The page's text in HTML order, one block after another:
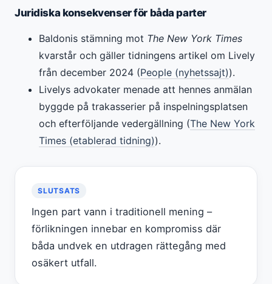
Juridiska konsekvenser för båda parter
Baldonis stämning mot The New York Times
kvarstår och gäller tidningens artikel om Lively
från december 2024 (People (nyhetssajt)).
Livelys advokater menade att hennes anmälan
byggde på trakasserier på inspelningsplatsen
och efterföljande vedergällning (The New York
Times (etablerad tidning)).
SLUTSATS
Ingen part vann i traditionell mening –
förlikningen innebar en kompromiss där
båda undvek en utdragen rättegång med
osäkert utfall.